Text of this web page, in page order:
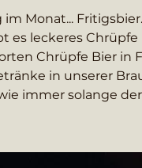
Monat... Fritigsbier.
es leckeres
Chrüpfe Bier in
in unserer
immer solange